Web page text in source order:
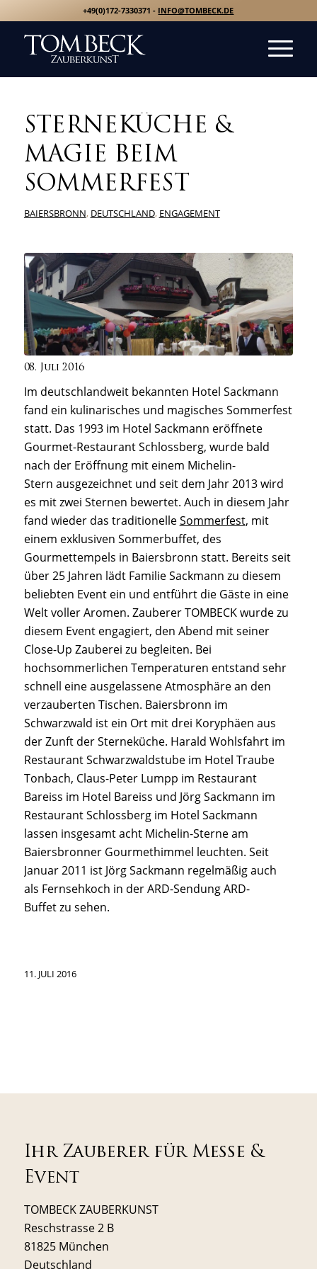
+49(0)172-7330371 - INFO@TOMBECK.DE
STERNEKÜCHE &
MAGIE BEIM
SOMMERFEST
BAIERSBRONN, DEUTSCHLAND, ENGAGEMENT
08. Juli 2016
Im deutschlandweit bekannten Hotel Sackmann
fand ein kulinarisches und magisches Sommerfest
statt. Das 1993 im Hotel Sackmann eröffnete
Gourmet-Restaurant Schlossberg, wurde bald
nach der Eröffnung mit einem Michelin-
Stern ausgezeichnet und seit dem Jahr 2013 wird
es mit zwei Sternen bewertet. Auch in diesem Jahr
fand wieder das traditionelleSommerfest, mit
einem exklusiven Sommerbuffet, des
Gourmettempels in Baiersbronn statt. Bereits seit
über 25 Jahren lädt Familie Sackmann zu diesem
beliebten Event ein und entführt die Gäste in eine
Welt voller Aromen. Zauberer TOMBECK wurde zu
diesem Event engagiert, den Abend mit seiner
Close-Up Zauberei zu begleiten. Bei
hochsommerlichen Temperaturen entstand sehr
schnell eine ausgelassene Atmosphäre an den
verzauberten Tischen. Baiersbronn im
Schwarzwald ist ein Ort mit drei Koryphäen aus
der Zunft der Sterneküche. Harald Wohlsfahrt im
Restaurant Schwarzwaldstube im Hotel Traube
Tonbach, Claus-Peter Lumpp im Restaurant
Bareiss im Hotel Bareiss und Jörg Sackmann im
Restaurant Schlossberg im Hotel Sackmann
lassen insgesamt acht Michelin-Sterne am
Baiersbronner Gourmethimmel leuchten. Seit
Januar 2011 ist Jörg Sackmann regelmäßig auch
als Fernsehkoch in der ARD-Sendung ARD-
Buffet zu sehen.
11. JULI 2016
Ihr Zauberer für Messe &
Event
TOMBECK ZAUBERKUNST
Reschstrasse 2 B
81825 München
Deutschland